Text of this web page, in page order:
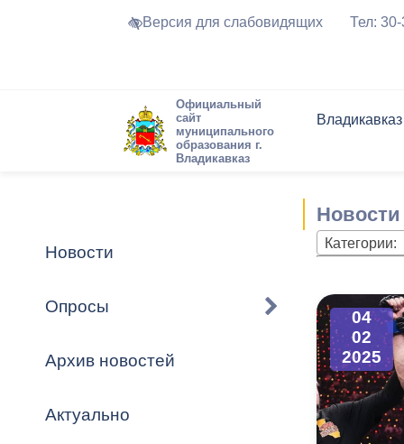
Версия для слабовидящих Тел:
Официальный
сайт
муниципального
образования г.
Владикавказ
Владикавказ
Устав города
Города-
городского
Торги и
Формы
Обратная
Комиссии
График
Новостная
Актуально
Новости
Опросы
Архив новостей
Актуально
Новости
Категории:
04
02
2025